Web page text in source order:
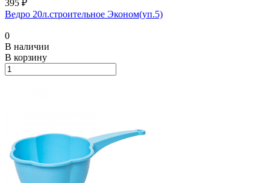
395 ₽
Ведро 20л.строительное Эконом(уп.5)
0
В наличии
В корзину